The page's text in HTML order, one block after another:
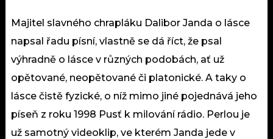
Majitel slavného chrapláku Dalibor Janda o lásce
napsal řadu písní, vlastně se dá říct, že psal
výhradně o lásce v různých podobách, ať už
opětované, neopětované či platonické. A taky o
lásce čistě fyzické, o níž mimo jiné pojednává jeho
píseň z roku 1998 Pusť k milování rádio. Perlou je
už samotný videoklip, ve kterém Janda jede v